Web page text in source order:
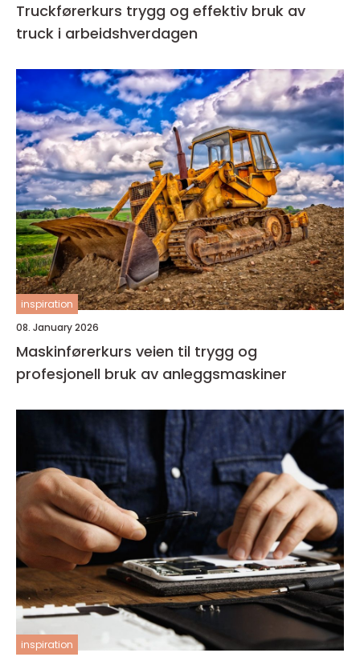
Truckførerkurs trygg og effektiv bruk av
truck i arbeidshverdagen
inspiration
08. January 2026
Maskinførerkurs veien til trygg og
profesjonell bruk av anleggsmaskiner
inspiration